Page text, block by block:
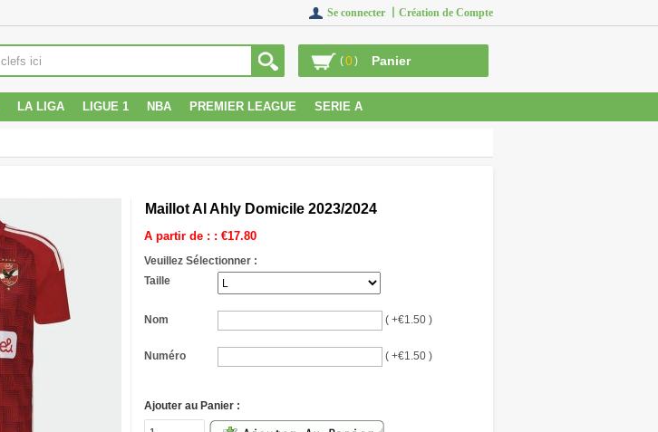
Se connecter 丨 Création de Compte
(0) Panier
LA LIGA LIGUE 1 NBA PREMIER LEAGUE SERIE A
Maillot Al Ahly Domicile 2023/2024
A partir de : : €17.80
Veuillez Sélectionner :
Taille
Nom ( +€1.50 )
Numéro ( +€1.50 )
Ajouter au Panier :